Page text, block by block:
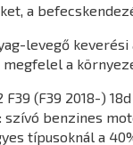
a
levegő
megfelel a
(F39 2018-)
benzines
típusoknál a